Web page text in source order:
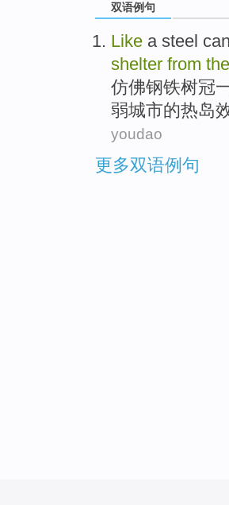
双语例句
Like a steel
shelter from the
仿佛钢铁树冠
弱城市的热岛
youdao
更多双语例句